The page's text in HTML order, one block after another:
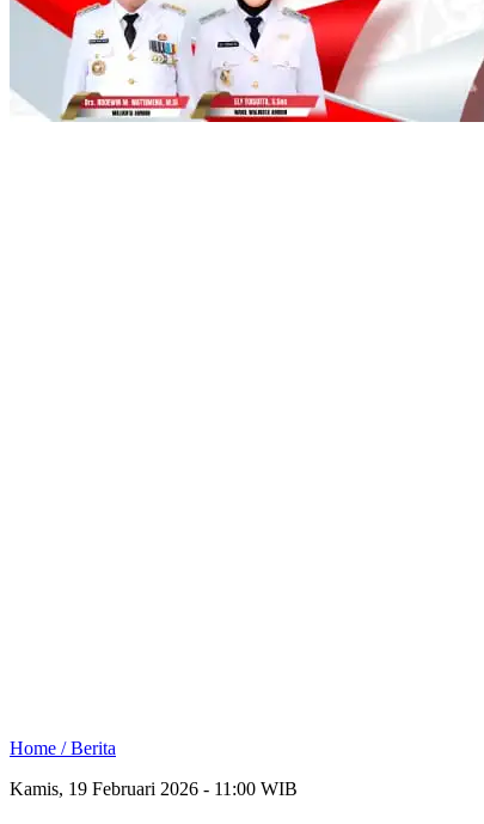
Home /Berita
Kamis, 19 Februari 2026 - 11:00 WIB